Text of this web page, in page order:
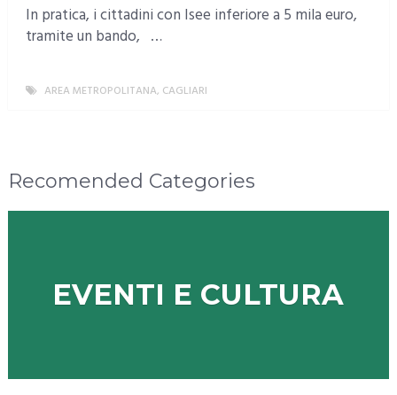
In pratica, i cittadini con Isee inferiore a 5 mila euro,
tramite un bando, …
AREA METROPOLITANA, CAGLIARI
Recomended Categories
EVENTI E CULTURA